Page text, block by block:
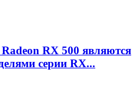
RX 500 являются
серии RX...